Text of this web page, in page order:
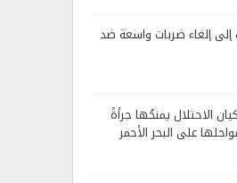
إلغاء ضربات واسعة ضد
الاحتلال يمنحُها جرأةً
على البحر الأحمر